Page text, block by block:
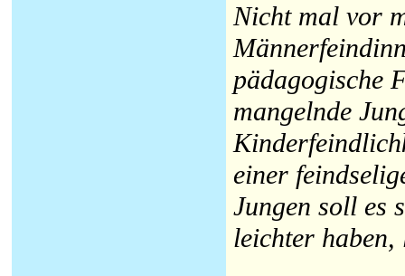
Nicht mal vor
pädagogische
mangelnde
einer
Jungen soll es
leichter haben,